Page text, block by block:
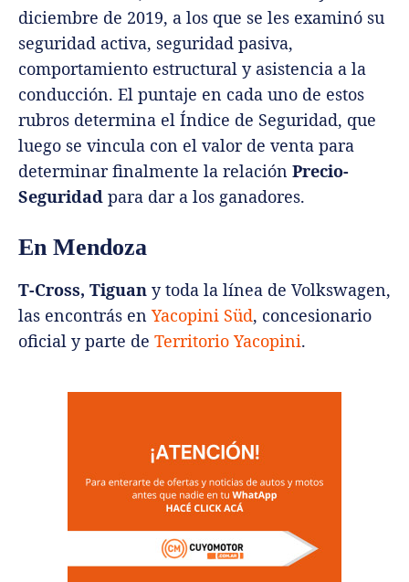
diciembre de 2019, a los que se les examinó su
seguridad activa, seguridad pasiva,
comportamiento estructural y asistencia a la
conducción. El puntaje en cada uno de estos
rubros determina el Índice de Seguridad, que
luego se vincula con el valor de venta para
determinar finalmente la relación Precio-
Seguridad para dar a los ganadores.
En Mendoza
T-Cross, Tiguan y toda la línea de Volkswagen,
las encontrás en Yacopini Süd, concesionario
oficial y parte de Territorio Yacopini.